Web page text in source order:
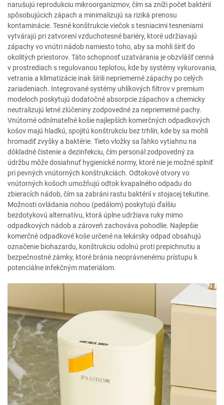
narušujú reprodukciu mikroorganizmov, čím sa zníži počet baktérií
spôsobujúcich zápach a minimalizujú sa riziká prenosu
kontaminácie. Tesné konštrukcie viečok s tesniacimi tesneniami
vytvárajú pri zatvorení vzduchotesné bariéry, ktoré udržiavajú
zápachy vo vnútri nádob namiesto toho, aby sa mohli šíriť do
okolitých priestorov. Táto schopnosť uzatvárania je obzvlášť cenná
v prostrediach s regulovanou teplotou, kde by systémy vykurovania,
vetrania a klimatizácie inak šírili nepriemerné zápachy po celých
zariadeniach. Integrované systémy uhlíkových filtrov v premium
modeloch poskytujú dodatočné absorpcie zápachov a chemicky
neutralizujú letné zlúčeniny zodpovedné za nepriemerné pachy.
Vnútorné odnímateľné košie najlepších komerčných odpadkových
košov majú hladkú, spojitú konštrukciu bez trhlín, kde by sa mohli
hromadiť zvyšky a baktérie. Tieto vložky sa ľahko vytiahnu na
dôkladné čistenie a dezinfekciu, čím personál zodpovedný za
údržbu môže dosiahnuť hygienické normy, ktoré nie je možné splniť
pri pevných vnútorných konštrukciách. Odtokové otvory vo
vnútorných košoch umožňujú odtok kvapalného odpadu do
zbieracích nádob, čím sa zabráni rastu baktérií v stojacej tekutine.
Možnosti ovládania nohou (pedálom) poskytujú ďalšiu
bezdotykovú alternatívu, ktorá úplne udržiava ruky mimo
odpadkových nádob a zároveň zachováva pohodlie. Najlepšie
komerčné odpadkové koše určené na lekársky odpad obsahujú
označenie biohazardu, konštrukciu odolnú proti prepichnutiu a
bezpečnostné zámky, ktoré bránia neoprávnenému prístupu k
potenciálne infekčným materiálom.